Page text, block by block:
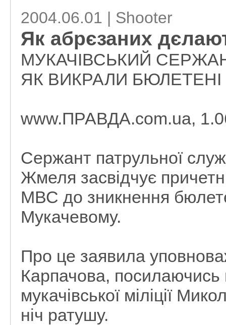
2004.06.01 | Shooter
Як абрєзаних
МУКАЧІВСЬКИЙ
ЯК ВИКРАЛИ БЮЛЕТЕНІ
www.ПРАВДА.com.ua,
Сержант патрульної
Жмеля засвідчує
МВС до зникнення
Мукачевому.
Про це заявила
Карпачова, посилаючись
мукачівської міліції
ніч ратушу.